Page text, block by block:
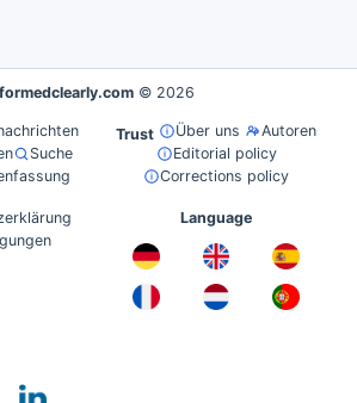
© 2026
Suche
Trust Über uns
Autoren
Editorial policy
Corrections policy
Language